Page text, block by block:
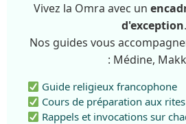
Vivez la Omra avec un
d'exception.
Nos guides vous
: Médine,
Guide religieux francophone
Cours de préparation aux
Rappels et invocations sur